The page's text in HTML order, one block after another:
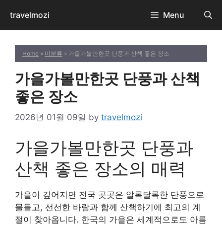
content
travelmozi Menu
Home » 미분류 » 가을가볼만한곳 단풍과 산책 좋은 장소
가을가볼만한곳 단풍과 산책
좋은 장소
2026년 01월 09일 by travelmozi
가을가볼만한곳 단풍과
산책 좋은 장소의 매력
가을이 깊어지면 전국 곳곳은 알록달록한 단풍으로
물들고, 선선한 바람과 함께 산책하기에 최고의 계
절이 찾아옵니다. 한국의 가을은 세계적으로도 아름